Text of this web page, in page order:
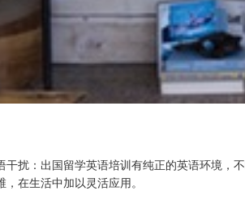
干扰：出国留学英语培训有纯正的英语环境，
在生活中加以灵活应用。